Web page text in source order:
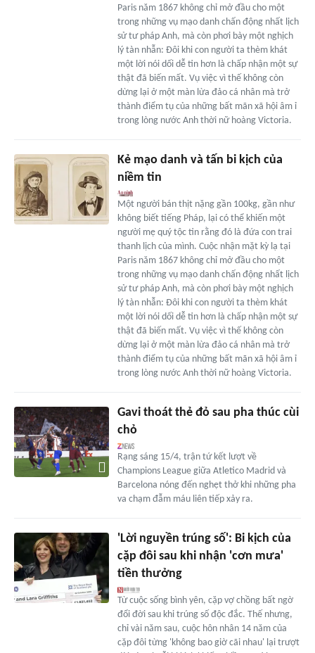
Paris năm 1867 không chỉ mở đầu cho một
trong những vụ mạo danh chấn động nhất lịch
sử tư pháp Anh, mà còn phơi bày một nghịch
lý tàn nhẫn: Đôi khi con người ta thèm khát
một lời nói dối dễ tin hơn là chấp nhận một sự
thật đã biến mất. Vụ việc vì thế không còn
dừng lại ở một màn lừa đảo cá nhân mà trở
thành điểm tụ của những bất mãn xã hội âm ỉ
trong lòng nước Anh thời nữ hoàng Victoria.
Kẻ mạo danh và tấn bi kịch của
niềm tin
Một người bán thịt nặng gần 100kg, gần như
không biết tiếng Pháp, lại có thể khiến một
người mẹ quý tộc tin rằng đó là đứa con trai
thanh lịch của mình. Cuộc nhận mặt kỳ lạ tại
Paris năm 1867 không chỉ mở đầu cho một
trong những vụ mạo danh chấn động nhất lịch
sử tư pháp Anh, mà còn phơi bày một nghịch
lý tàn nhẫn: Đôi khi con người ta thèm khát
một lời nói dối dễ tin hơn là chấp nhận một sự
thật đã biến mất. Vụ việc vì thế không còn
dừng lại ở một màn lừa đảo cá nhân mà trở
thành điểm tụ của những bất mãn xã hội âm ỉ
trong lòng nước Anh thời nữ hoàng Victoria.
Gavi thoát thẻ đỏ sau pha thúc cùi
chỏ
Rạng sáng 15/4, trận tứ kết lượt về
Champions League giữa Atletico Madrid và
Barcelona nóng đến nghẹt thở khi những pha
va chạm đẫm máu liên tiếp xảy ra.
'Lời nguyền trúng số': Bi kịch của
cặp đôi sau khi nhận 'cơn mưa'
tiền thưởng
Từ cuộc sống bình yên, cặp vợ chồng bất ngờ
đổi đời sau khi trúng số độc đắc. Thế nhưng,
chỉ vài năm sau, cuộc hôn nhân 14 năm của
cặp đôi từng 'không bao giờ cãi nhau' lại trượt